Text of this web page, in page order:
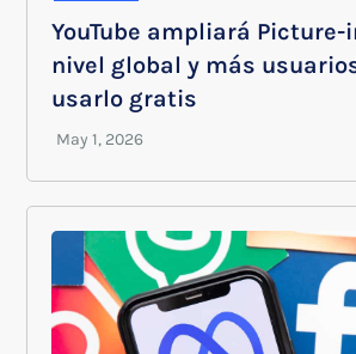
YouTube ampliará Picture-
nivel global y más
usarlo gratis